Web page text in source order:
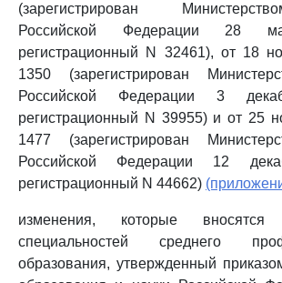
(зарегистрирован
Российской Федерации 28
регистрационный N 32461), от 18
1350 (зарегистрирован
Российской Федерации 3
регистрационный N 39955) и от 25
1477 (зарегистрирован
Российской Федерации 12
регистрационный N 44662)
изменения, которые
специальностей среднего
образования, утвержденный